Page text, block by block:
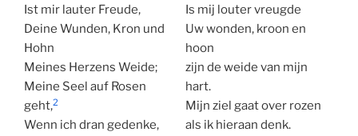
Ist mir lauter Freude,
Deine Wunden, Kron und
Hohn
Meines Herzens Weide;
Meine Seel auf Rosen
geht,2
Wenn ich dran gedenke,
Is mij louter vreugde
Uw wonden, kroon en
hoon
zijn de weide van mijn
hart.
Mijn ziel gaat over rozen
als ik hieraan denk.